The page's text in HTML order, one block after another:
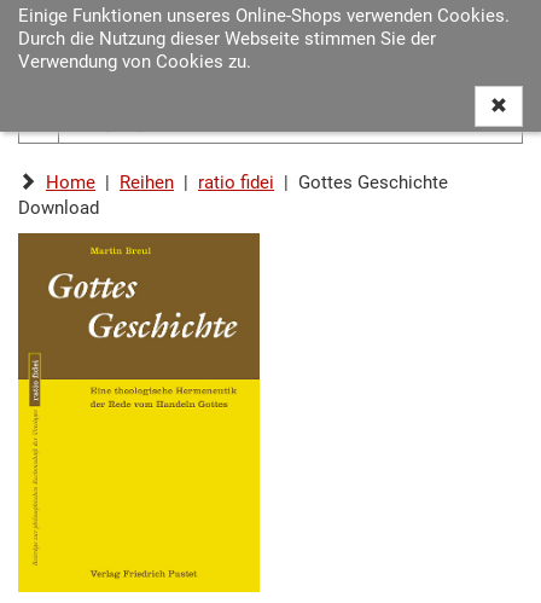
Einige Funktionen unseres Online-Shops verwenden Cookies.
Durch die Nutzung dieser Webseite stimmen Sie der
Verwendung von Cookies zu.
Home | Reihen | ratio fidei | Gottes Geschichte
Download